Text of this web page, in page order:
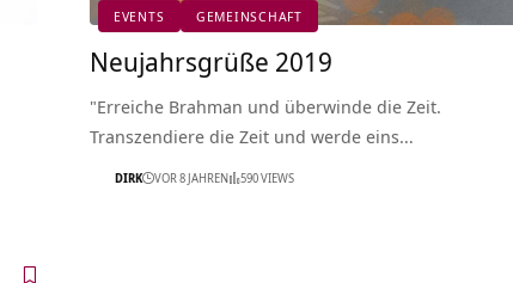
EVENTS GEMEINSCHAFT
Neujahrsgrüße 2019
"Erreiche Brahman und überwinde die Zeit.
Transzendiere die Zeit und werde eins…
DIRK VOR 8 JAHREN 590 VIEWS